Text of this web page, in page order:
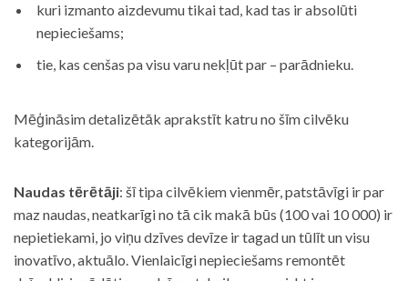
kuri izmanto aizdevumu tikai tad, kad tas ir absolūti
nepieciešams;
tie, kas cenšas pa visu varu nekļūt par – parādnieku.
Mēģināsim detalizētāk aprakstīt katru no šīm cilvēku
kategorijām.
Naudas tērētāji: šī tipa cilvēkiem vienmēr, patstāvīgi ir par
maz naudas, neatkarīgi no tā cik makā būs (100 vai 10 000) ir
nepietiekami, jo viņu dzīves devīze ir tagad un tūlīt un visu
inovatīvo, aktuālo. Vienlaicīgi nepieciešams remontēt